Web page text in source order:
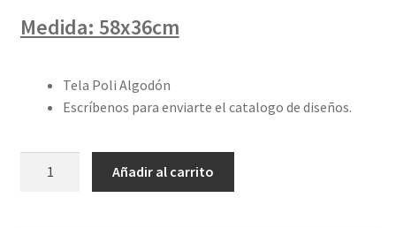
Medida: 58x36cm
Tela Poli Algodón
Escríbenos para enviarte el catalogo de diseños.
Añadir al carrito